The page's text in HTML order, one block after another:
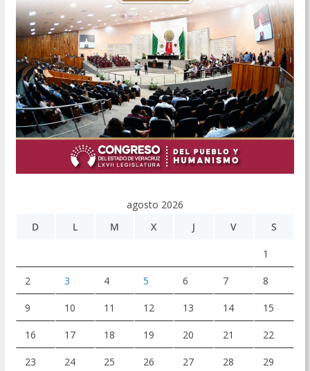
agosto 2026
D
L M X J V S
1
2 3 4 5 6 7 8
9 10 11 12 13 14 15
16 17 18 19 20 21 22
23 24 25 26 27 28 29